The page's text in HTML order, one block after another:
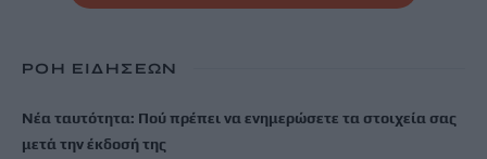
ΡΟΗ ΕΙΔΗΣΕΩΝ
Νέα ταυτότητα: Πού πρέπει να ενημερώσετε τα στοιχεία σας
μετά την έκδοσή της